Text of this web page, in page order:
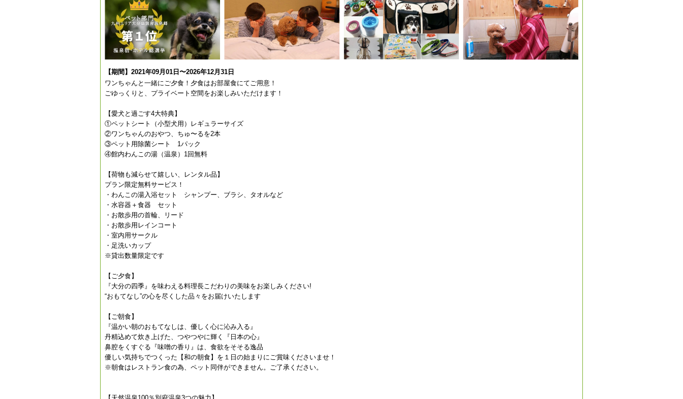
【期間】2021年09月01日〜2026年12月31日
ワンちゃんと一緒にご夕食！夕食はお部屋食にてご用意！
ごゆっくりと、プライベート空間をお楽しみいただけます！
【愛犬と過ごす4大特典】
①ペットシート（小型犬用）レギュラーサイズ
②ワンちゃんのおやつ、ちゅ〜るを2本
③ペット用除菌シート 1パック
④館内わんこの湯（温泉）1回無料
【荷物も減らせて嬉しい、レンタル品】
プラン限定無料サービス！
・わんこの湯入浴セット シャンプー、ブラシ、タオルなど
・水容器＋食器 セット
・お散歩用の首輪、リード
・お散歩用レインコート
・室内用サークル
・足洗いカップ
※貸出数量限定です
【ご夕食】
『大分の四季』を味わえる料理長こだわりの美味をお楽しみください!
“おもてなし”の心を尽くした品々をお届けいたします
【ご朝食】
『温かい朝のおもてなしは、優しく心に沁み入る』
丹精込めて炊き上げた、つやつやに輝く『日本の心』
鼻腔をくすぐる『味噌の香り』は、食欲をそそる逸品
優しい気持ちでつくった【和の朝食】を１日の始まりにご賞味くださいませ！
※朝食はレストラン食の為、ペット同伴ができません。ご了承ください。